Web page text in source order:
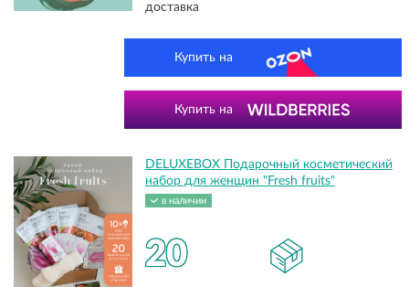
доставка
Купить на
Купить на
DELUXEBOX Подарочный косметический
набор для женщин "Fresh fruits"
в наличии
20